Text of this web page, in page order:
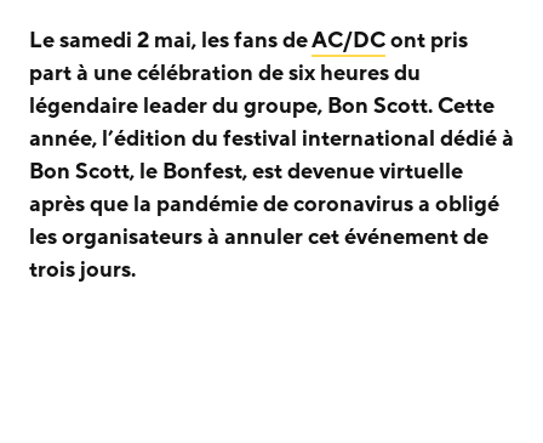
Le samedi 2 mai, les fans deAC/DCont pris
part à une célébration de six heures du
légendaire leader du groupe, Bon Scott. Cette
année, l’édition du festival international dédié à
Bon Scott, le Bonfest, est devenue virtuelle
après que la pandémie de coronavirus a obligé
les organisateurs à annuler cet événement de
trois jours.